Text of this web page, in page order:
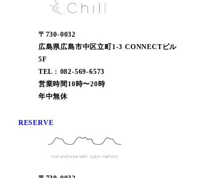
〒730-0032
広島県広島市中区立町1-3 CONNECTビル
5F
TEL : 082-569-6573
営業時間10時〜20時
年中無休
RESERVE